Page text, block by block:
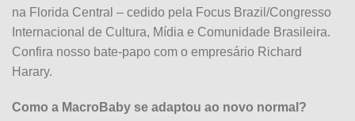
na Florida Central – cedido pela Focus Brazil/Congresso
Internacional de Cultura, Mídia e Comunidade Brasileira.
Confira nosso bate-papo com o empresário Richard
Harary.
Como a MacroBaby se adaptou ao novo normal?